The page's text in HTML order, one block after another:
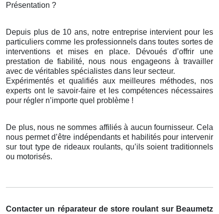
Présentation ?
Depuis plus de 10 ans, notre entreprise intervient pour les
particuliers comme les professionnels dans toutes sortes de
interventions et mises en place. Dévoués d’offrir une
prestation de fiabilité, nous nous engageons à travailler
avec de véritables spécialistes dans leur secteur.
Expérimentés et qualifiés aux meilleures méthodes, nos
experts ont le savoir-faire et les compétences nécessaires
pour régler n’importe quel problème !
De plus, nous ne sommes affiliés à aucun fournisseur. Cela
nous permet d’être indépendants et habilités pour intervenir
sur tout type de rideaux roulants, qu’ils soient traditionnels
ou motorisés.
Contacter un réparateur de store roulant sur Beaumetz